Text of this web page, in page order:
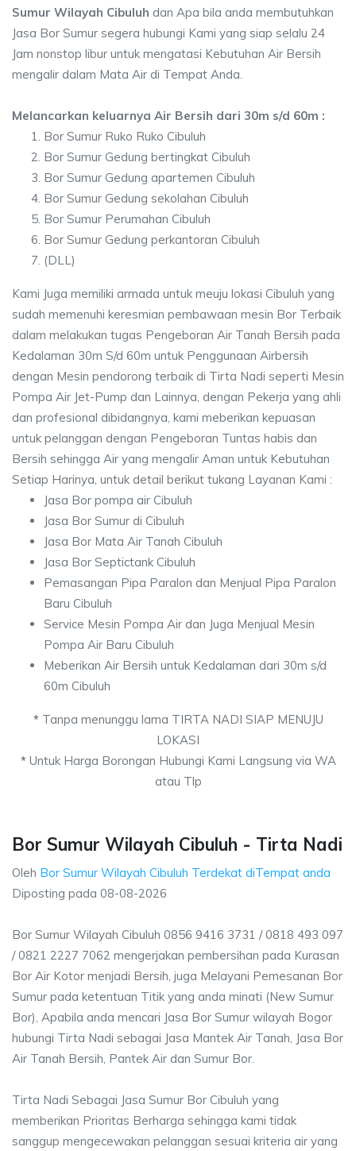
Sumur Wilayah Cibuluh dan Apa bila anda membutuhkan
Jasa Bor Sumur segera hubungi Kami yang siap selalu 24
Jam nonstop libur untuk mengatasi Kebutuhan Air Bersih
mengalir dalam Mata Air di Tempat Anda.
Melancarkan keluarnya Air Bersih dari 30m s/d 60m :
Bor Sumur Ruko Ruko Cibuluh
Bor Sumur Gedung bertingkat Cibuluh
Bor Sumur Gedung apartemen Cibuluh
Bor Sumur Gedung sekolahan Cibuluh
Bor Sumur Perumahan Cibuluh
Bor Sumur Gedung perkantoran Cibuluh
(DLL)
Kami Juga memiliki armada untuk meuju lokasi Cibuluh yang
sudah memenuhi keresmian pembawaan mesin Bor Terbaik
dalam melakukan tugas Pengeboran Air Tanah Bersih pada
Kedalaman 30m S/d 60m untuk Penggunaan Airbersih
dengan Mesin pendorong terbaik di Tirta Nadi seperti Mesin
Pompa Air Jet-Pump dan Lainnya, dengan Pekerja yang ahli
dan profesional dibidangnya, kami meberikan kepuasan
untuk pelanggan dengan Pengeboran Tuntas habis dan
Bersih sehingga Air yang mengalir Aman untuk Kebutuhan
Setiap Harinya, untuk detail berikut tukang Layanan Kami :
Jasa Bor pompa air Cibuluh
Jasa Bor Sumur di Cibuluh
Jasa Bor Mata Air Tanah Cibuluh
Jasa Bor Septictank Cibuluh
Pemasangan Pipa Paralon dan Menjual Pipa Paralon
Baru Cibuluh
Service Mesin Pompa Air dan Juga Menjual Mesin
Pompa Air Baru Cibuluh
Meberikan Air Bersih untuk Kedalaman dari 30m s/d
60m Cibuluh
*Tanpa menunggu lama TIRTA NADI SIAP MENUJU
LOKASI
*Untuk Harga Borongan Hubungi Kami Langsung via WA
atau Tlp
Bor Sumur Wilayah Cibuluh - Tirta Nadi
Oleh Bor Sumur Wilayah Cibuluh Terdekat diTempat anda
Diposting pada 08-08-2026
Bor Sumur Wilayah Cibuluh 0856 9416 3731 / 0818 493 097
/ 0821 2227 7062 mengerjakan pembersihan pada Kurasan
Bor Air Kotor menjadi Bersih, juga Melayani Pemesanan Bor
Sumur pada ketentuan Titik yang anda minati (New Sumur
Bor), Apabila anda mencari Jasa Bor Sumur wilayah Bogor
hubungi Tirta Nadi sebagai Jasa Mantek Air Tanah, Jasa Bor
Air Tanah Bersih, Pantek Air dan Sumur Bor.
Tirta Nadi Sebagai Jasa Sumur Bor Cibuluh yang
memberikan Prioritas Berharga sehingga kami tidak
sanggup mengecewakan pelanggan sesuai kriteria air yang